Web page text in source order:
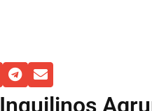
Inquilinos